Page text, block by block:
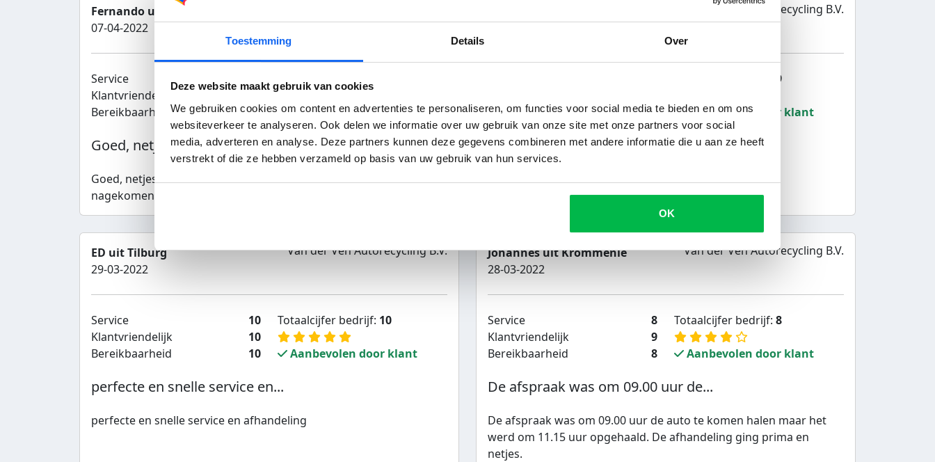
Toestemming Details Over
Deze website maakt gebruik van cookies
We gebruiken cookies om content en advertenties te personaliseren, om functies voor social media te bieden en om ons
websiteverkeer te analyseren. Ook delen we informatie over uw gebruik van onze site met onze partners voor social
media, adverteren en analyse. Deze partners kunnen deze gegevens combineren met andere informatie die u aan ze heeft
verstrekt of die ze hebben verzameld op basis van uw gebruik van hun services.
OK
Fernando uit Rotterdam
07-04-2022
Service
Klantvriendelijk
Bereikbaarheid
10
Totaalcijfer bedrijf:
Aanbevolen door klant
Goed, netjes en professioneel...
Goed, netjes en professioneel geholpen. alle afspraken correct
nagekomen.
Van der Ven Autorecycling B.V.
Bereikbaarheid
9
9
Aanbevolen door klant
Vriendelijk te woord gestaan en...
Vriendelijk te woord gestaan en netjes geholpen
ED uit Tilburg
29-03-2022
Van der Ven Autorecycling B.V.
Service
10
Klantvriendelijk
10
Bereikbaarheid
10
Totaalcijfer bedrijf: 10
Aanbevolen door klant
perfecte en snelle service en...
perfecte en snelle service en afhandeling
Johannes uit Krommenie
28-03-2022
Van der Ven Autorecycling B.V.
Service
8
Klantvriendelijk
9
Bereikbaarheid
8
Totaalcijfer bedrijf: 8
Aanbevolen door klant
De afspraak was om 09.00 uur de...
De afspraak was om 09.00 uur de auto te komen halen maar het
werd om 11.15 uur opgehaald. De afhandeling ging prima en
netjes.